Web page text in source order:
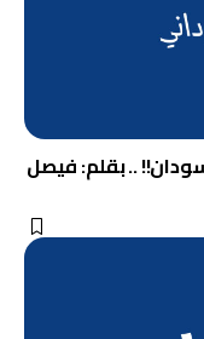
.. بقلم: فيصل